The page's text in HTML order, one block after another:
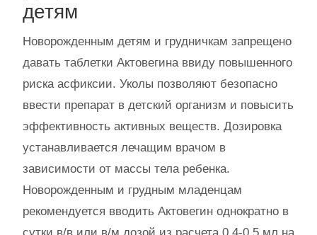
детям
Новорожденным детям и грудничкам запрещено
давать таблетки Актовегина ввиду повышенного
риска асфиксии. Уколы позволяют безопасно
ввести препарат в детский организм и повысить
эффективность активных веществ. Дозировка
устанавливается лечащим врачом в
зависимости от массы тела ребенка.
Новорожденным и грудным младенцам
рекомендуется вводить Актовегин однократно в